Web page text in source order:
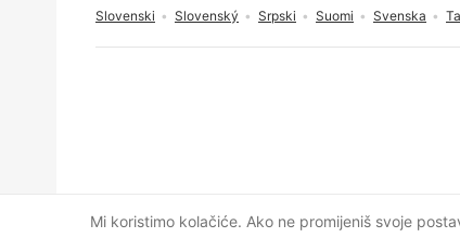
Slovenski
Slovenský Srpski Suomi Svenska
Pristanak na kolačiće
Mi koristimo kolačiće. Ako ne promijeniš svoje